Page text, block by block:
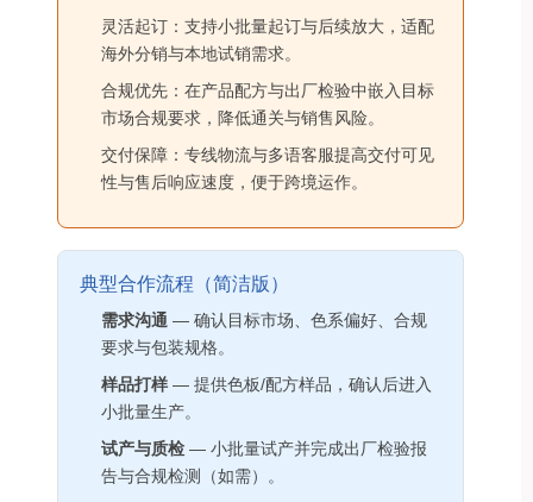
灵活起订：支持小批量起订与后续放大，适配
海外分销与本地试销需求。
合规优先：在产品配方与出厂检验中嵌入目标
市场合规要求，降低通关与销售风险。
交付保障：专线物流与多语客服提高交付可见
性与售后响应速度，便于跨境运作。
典型合作流程（简洁版）
需求沟通 — 确认目标市场、色系偏好、合规
要求与包装规格。
样品打样 — 提供色板/配方样品，确认后进入
小批量生产。
试产与质检 — 小批量试产并完成出厂检验报
告与合规检测（如需）。